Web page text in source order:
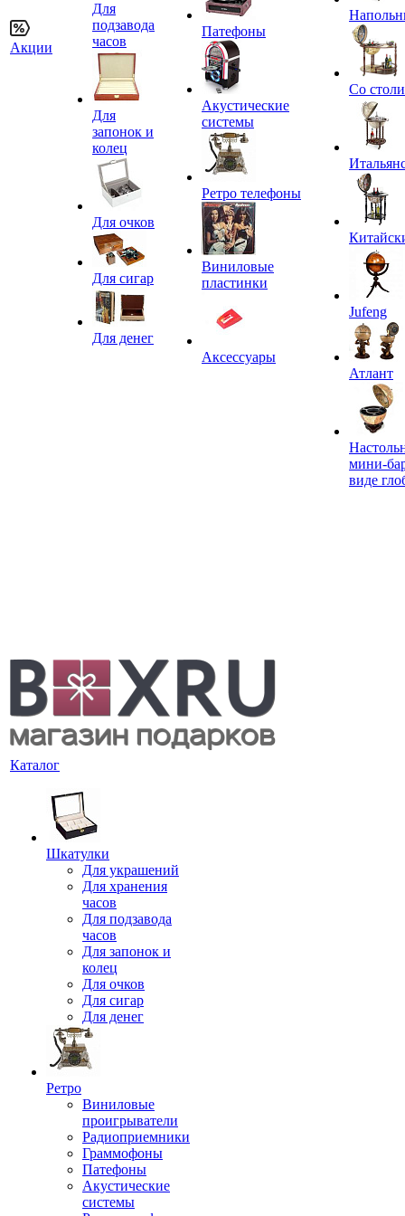
Акции
Для
подзавода
часов
Для
запонок и
колец
Для очков
Для сигар
Для денег
Патефоны
Акустические
системы
Ретро телефоны
Виниловые
пластинки
Аксессуары
Со
Jufeng
Атлант
мини-
виде
Каталог
Шкатулки
Для украшений
Для хранения
часов
Для подзавода
часов
Для запонок и
колец
Для очков
Для сигар
Для денег
Ретро
Виниловые
проигрыватели
Радиоприемники
Граммофоны
Патефоны
Акустические
системы